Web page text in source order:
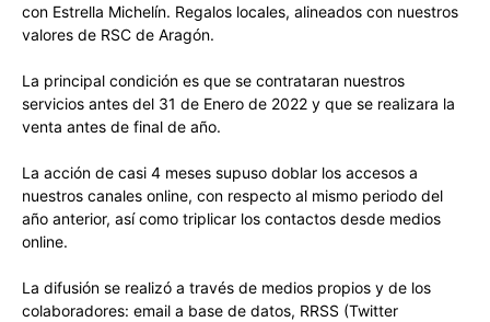
con Estrella Michelín. Regalos locales, alineados con nuestros
valores de RSC de Aragón.
La principal condición es que se contrataran nuestros
servicios antes del 31 de Enero de 2022 y que se realizara la
venta antes de final de año.
La acción de casi 4 meses supuso doblar los accesos a
nuestros canales online, con respecto al mismo periodo del
año anterior, así como triplicar los contactos desde medios
online.
La difusión se realizó a través de medios propios y de los
colaboradores: email a base de datos, RRSS (Twitter